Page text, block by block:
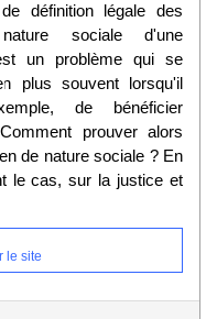
définition légale des
sociale d'une
un problème qui se
plus souvent lorsqu'il
de bénéficier
prouver alors
de nature sociale ? En
le cas, sur la justice et
le site